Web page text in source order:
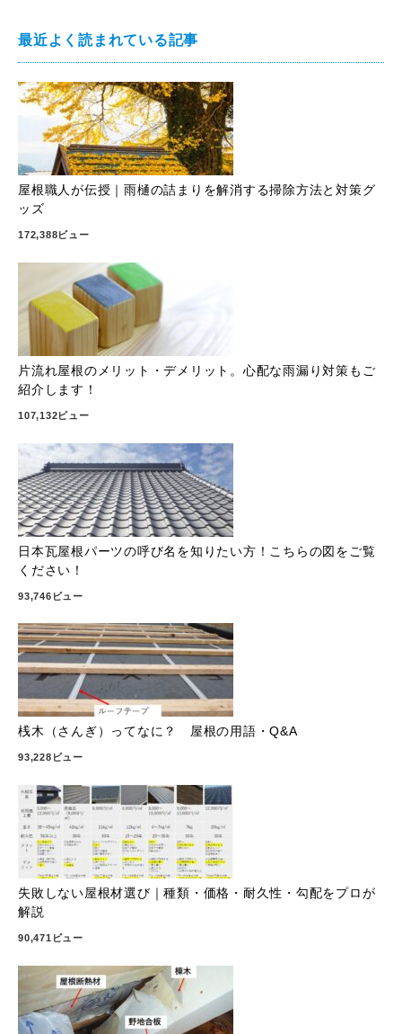
最近よく読まれている記事
屋根職人が伝授｜雨樋の詰まりを解消する掃除方法と対策グ
ッズ
172,388ビュー
片流れ屋根のメリット・デメリット。心配な雨漏り対策もご
紹介します！
107,132ビュー
日本瓦屋根パーツの呼び名を知りたい方！こちらの図をご覧
ください！
93,746ビュー
桟木（さんぎ）ってなに？ 屋根の用語・Q&A
93,228ビュー
失敗しない屋根材選び｜種類・価格・耐久性・勾配をプロが
解説
90,471ビュー